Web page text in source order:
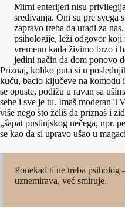
Mirni enterijeri nisu
sređivanja. Oni su pre svega
zapravo treba da uradi za
psihologije, leži odgovor
vremenu kada živimo brzo i
jedini način da dom ponovo
Priznaj, koliko puta si u
kuću, bacio ključeve na komodu
se opuste, podižu u ravan sa
sebe i sve je tu. Imaš moderan
više nego što želiš da priznaš i
„šapat pustinjskog nečega, npr.
se kao da si upravo ušao u
Ponekad ti ne treba
uznemirava, već smiruje.